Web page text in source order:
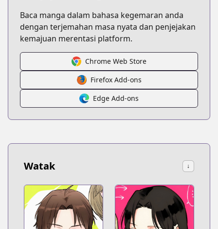
Baca manga dalam bahasa kegemaran anda
dengan terjemahan masa nyata dan penjejakan
kemajuan merentasi platform.
Chrome Web Store
Firefox Add-ons
Edge Add-ons
Watak ↓